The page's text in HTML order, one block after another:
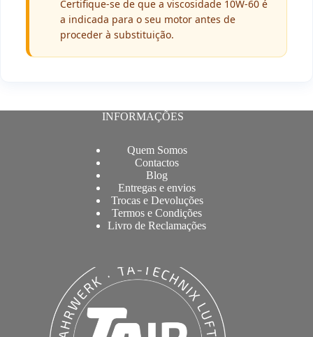
Certifique-se de que a viscosidade 10W-60 é
a indicada para o seu motor antes de
proceder à substituição.
INFORMAÇÕES
Quem Somos
Contactos
Blog
Entregas e envios
Trocas e Devoluções
Termos e Condições
Livro de Reclamações